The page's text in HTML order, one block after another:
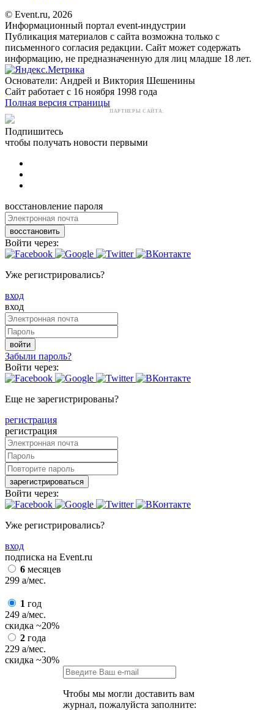
© Event.ru, 2026
Информационный портал event-индустрии
Публикация материалов с сайта возможна только с
письменного согласия редакции. Сайт может содержать
информацию, не предназначенную для лиц младше 18 лет.
Основатели: Андрей и Виктория Шешенины
Сайт работает с 16 ноября 1998 года
Полная версия страницы
ПАРТНЕРЫ САЙТА:
Подпишитесь
чтобы получать новости первыми
восстановление пароля
восстановить
Войти через:
Уже регистрировались?
вход
вход
войти
Забыли пароль?
Войти через:
Еще не зарегистрированы?
регистрация
регистрация
зарегистрироваться
Войти через:
Уже регистрировались?
вход
подписка на Event.ru
6 месяцев
299 a/мес.
1 год
249 a/мес.
скидка ~20%
2 года
229 a/мес.
скидка ~30%
Чтобы мы могли доставить вам
журнал, пожалуйста заполните: